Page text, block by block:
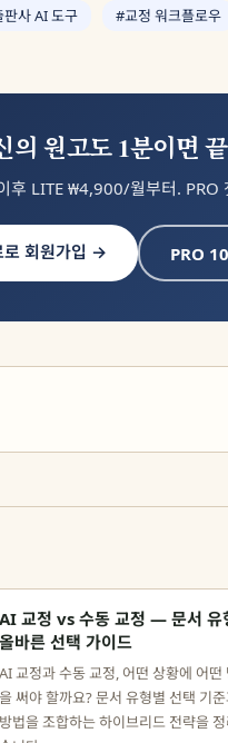
사 AI 도구 #교정 워크플로우
의 원고도 1분이면
후 LITE ₩4,900/월부터.
로 회원가입 → PRO
AI 교정 vs 수동 교정 — 문서 유
올바른 선택 가이드
AI 교정과 수동 교정, 어떤 상황에 어떤
을 써야 할까요? 문서 유형별 선택 기
방법을 조합하는 하이브리드 전략을